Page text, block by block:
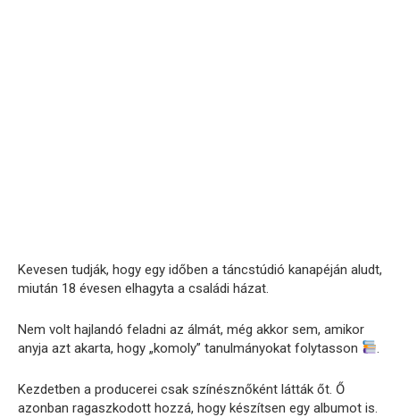
Kevesen tudják, hogy egy időben a táncstúdió kanapéján aludt,
miután 18 évesen elhagyta a családi házat.
Nem volt hajlandó feladni az álmát, még akkor sem, amikor
anyja azt akarta, hogy „komoly” tanulmányokat folytasson
Kezdetben a producerei csak színésznőként látták őt. Ő
azonban ragaszkodott hozzá, hogy készítsen egy albumot is.